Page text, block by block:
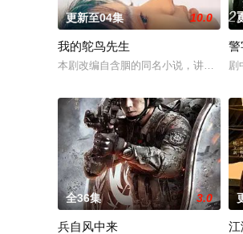
更新至04集 10.0
我的鸵鸟先生
本剧改编自含胭的同名小说，讲述了邻
警
剧
全36集 3.0
兵自风中来 江